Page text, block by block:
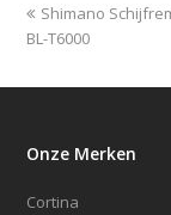
previous
post:
Shimano
BL-T6000
Onze Merken
Cortina